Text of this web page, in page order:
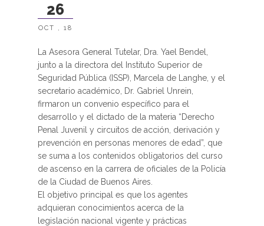
26
OCT , 18
La Asesora General Tutelar, Dra. Yael Bendel,
junto a la directora del Instituto Superior de
Seguridad Pública (ISSP), Marcela de Langhe, y el
secretario académico, Dr. Gabriel Unrein,
firmaron un convenio específico para el
desarrollo y el dictado de la materia “Derecho
Penal Juvenil y circuitos de acción, derivación y
prevención en personas menores de edad”, que
se suma a los contenidos obligatorios del curso
de ascenso en la carrera de oficiales de la Policía
de la Ciudad de Buenos Aires.
El objetivo principal es que los agentes
adquieran conocimientos acerca de la
legislación nacional vigente y prácticas